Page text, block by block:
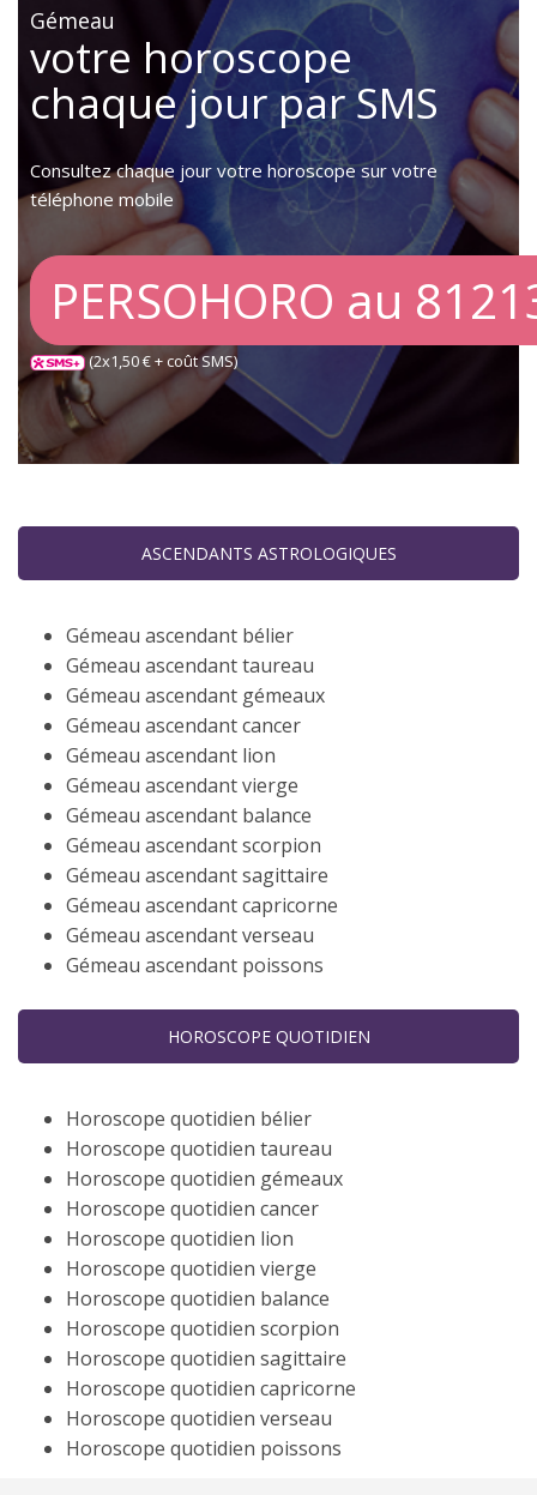
Gémeau
votre horoscope
chaque jour par SMS
Consultez chaque jour votre horoscope sur votre
téléphone mobile
PERSOHORO au
(2x1,50 € + coût SMS)
ASCENDANTS ASTROLOGIQUES
Gémeau ascendant bélier
Gémeau ascendant taureau
Gémeau ascendant gémeaux
Gémeau ascendant cancer
Gémeau ascendant lion
Gémeau ascendant vierge
Gémeau ascendant balance
Gémeau ascendant scorpion
Gémeau ascendant sagittaire
Gémeau ascendant capricorne
Gémeau ascendant verseau
Gémeau ascendant poissons
HOROSCOPE QUOTIDIEN
Horoscope quotidien bélier
Horoscope quotidien taureau
Horoscope quotidien gémeaux
Horoscope quotidien cancer
Horoscope quotidien lion
Horoscope quotidien vierge
Horoscope quotidien balance
Horoscope quotidien scorpion
Horoscope quotidien sagittaire
Horoscope quotidien capricorne
Horoscope quotidien verseau
Horoscope quotidien poissons